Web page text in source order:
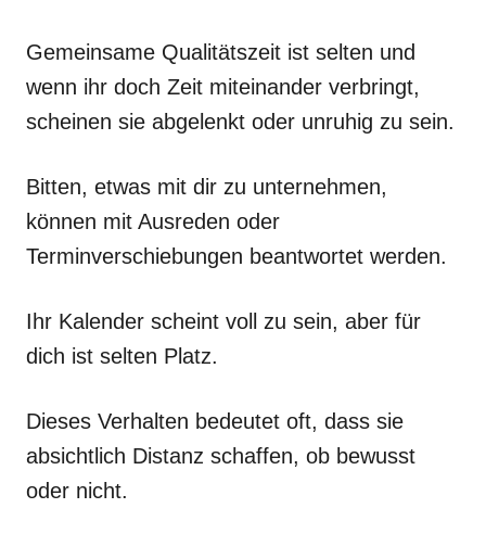
Gemeinsame Qualitätszeit ist selten und
wenn ihr doch Zeit miteinander verbringt,
scheinen sie abgelenkt oder unruhig zu sein.
Bitten, etwas mit dir zu unternehmen,
können mit Ausreden oder
Terminverschiebungen beantwortet werden.
Ihr Kalender scheint voll zu sein, aber für
dich ist selten Platz.
Dieses Verhalten bedeutet oft, dass sie
absichtlich Distanz schaffen, ob bewusst
oder nicht.